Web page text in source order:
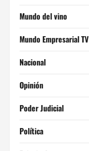
Mundo del vino
Mundo Empresarial TV
Nacional
Opinión
Poder Judicial
Política